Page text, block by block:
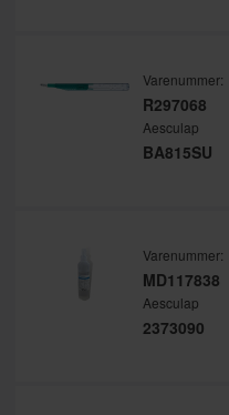
Varenummer:
R297068
Aesculap
BA815SU
Varenummer:
MD117838
Aesculap
2373090